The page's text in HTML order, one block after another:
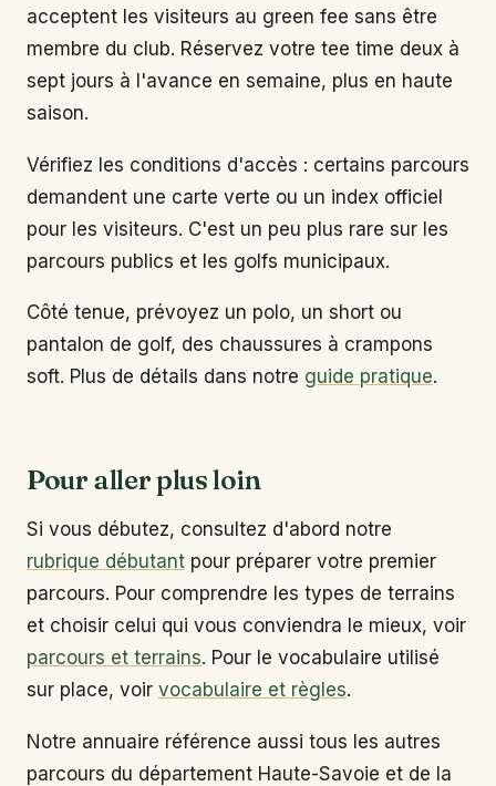
acceptent les visiteurs au green fee sans être
membre du club. Réservez votre tee time deux à
sept jours à l'avance en semaine, plus en haute
saison.
Vérifiez les conditions d'accès : certains parcours
demandent une carte verte ou un index officiel
pour les visiteurs. C'est un peu plus rare sur les
parcours publics et les golfs municipaux.
Côté tenue, prévoyez un polo, un short ou
pantalon de golf, des chaussures à crampons
soft. Plus de détails dans notre guide pratique.
Pour aller plus loin
Si vous débutez, consultez d'abord notre
rubrique débutant pour préparer votre premier
parcours. Pour comprendre les types de terrains
et choisir celui qui vous conviendra le mieux, voir
parcours et terrains. Pour le vocabulaire utilisé
sur place, voir vocabulaire et règles.
Notre annuaire référence aussi tous les autres
parcours du département Haute-Savoie et de la